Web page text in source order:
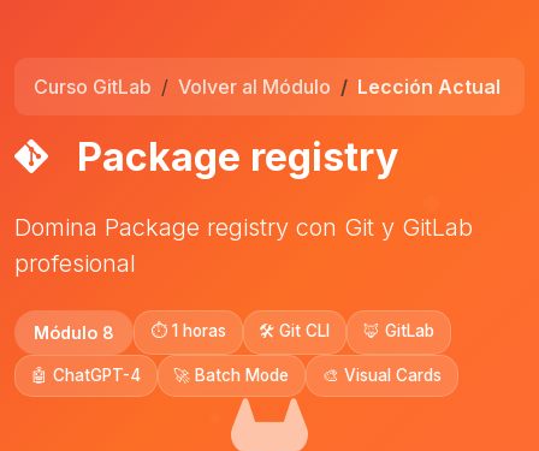
Curso GitLab Volver al Módulo Lección Actual
Package registry
Domina Package registry con Git y GitLab
profesional
Módulo 8 ⏱️ 1 horas 🛠️ Git CLI 🦊 GitLab
🤖 ChatGPT-4 🚀 Batch Mode 🎨 Visual Cards